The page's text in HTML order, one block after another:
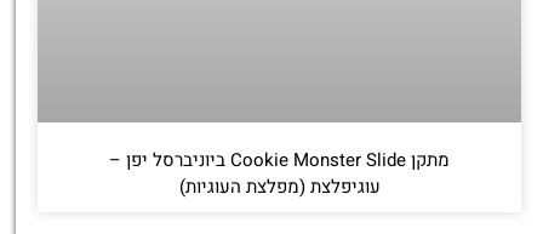
מתקן Cookie Monster Slide ביוניברסל יפן –
עוגיפלצת (מפלצת העוגיות)